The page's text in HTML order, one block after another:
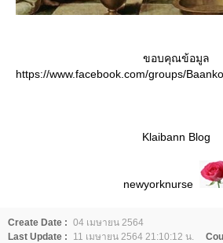
ขอบคุณข้อมูล
https://www.facebook.com/groups/
Klaibann Blog
newyorknurse
Create Date : 04 เมษายน 2564
Last Update :
11 เมษายน 2564 21:10:12 น.